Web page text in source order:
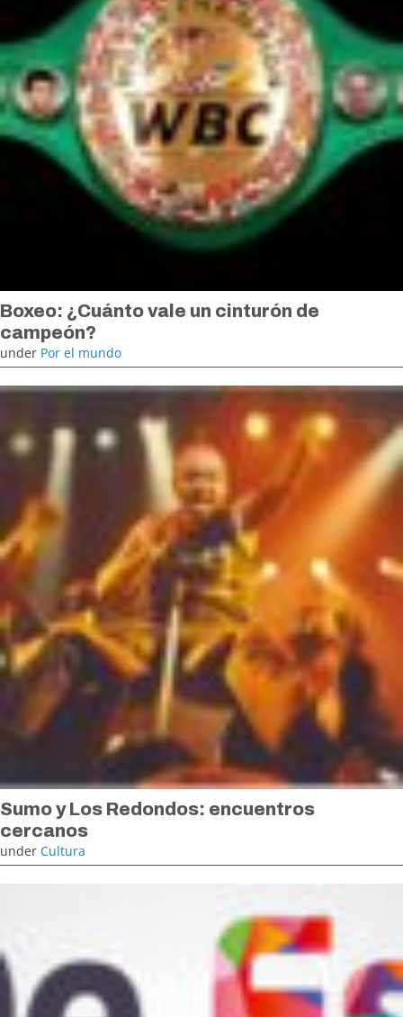
Boxeo: ¿Cuánto vale un cinturón de
campeón?
under Por el mundo
Sumo y Los Redondos: encuentros
cercanos
under Cultura